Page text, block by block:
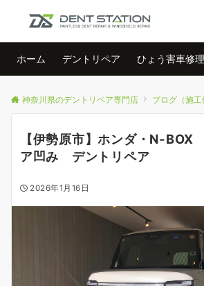
ホーム デントリペア ひょう害車修理
神奈川県のデントリペア専門店 ブログ（施工
【伊勢原市】ホンダ・N-
ア凹み デントリペア
2026年1月16日